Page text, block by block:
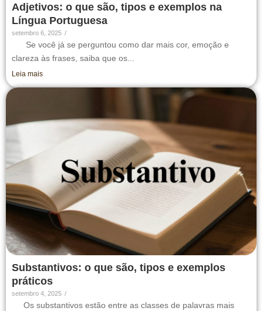
Adjetivos: o que são, tipos e exemplos na
Língua Portuguesa
setembro 6, 2025 /
Se você já se perguntou como dar mais cor, emoção e
clareza às frases, saiba que os...
Leia mais
Substantivos: o que são, tipos e exemplos
práticos
setembro 4, 2025 /
Os substantivos estão entre as classes de palavras mais